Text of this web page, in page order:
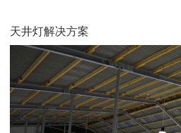
天井灯解决方案